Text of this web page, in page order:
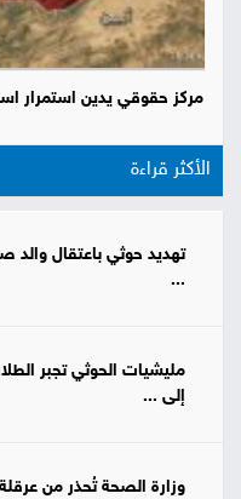
مركز حقوقي يدين استمرار
الأكثر قراءة
تهديد حوثي باعتقال والد
...
مليشيات الحوثي تجبر
إلى ...
وزارة الصحة تُحذر من